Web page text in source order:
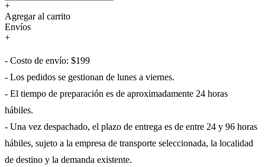
+
Agregar al carrito
Envíos
+
- Costo de envío: $199
- Los pedidos se gestionan de lunes a viernes.
- El tiempo de preparación es de aproximadamente 24 horas
hábiles.
- Una vez despachado, el plazo de entrega es de entre 24 y 96 horas
hábiles, sujeto a la empresa de transporte seleccionada, la localidad
de destino y la demanda existente.